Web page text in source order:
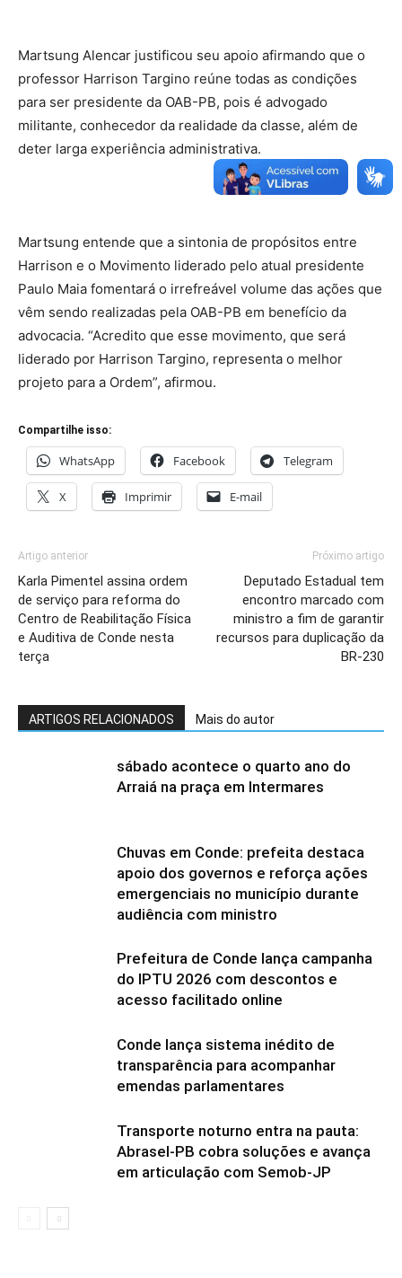
Martsung Alencar justificou seu apoio afirmando que o
professor Harrison Targino reúne todas as condições
para ser presidente da OAB-PB, pois é advogado
militante, conhecedor da realidade da classe, além de
deter larga experiência administrativa.
Martsung entende que a sintonia de propósitos entre
Harrison e o Movimento liderado pelo atual presidente
Paulo Maia fomentará o irrefreável volume das ações que
vêm sendo realizadas pela OAB-PB em benefício da
advocacia. “Acredito que esse movimento, que será
liderado por Harrison Targino, representa o melhor
projeto para a Ordem”, afirmou.
Compartilhe isso:
WhatsApp Facebook Telegram
X Imprimir E-mail
Artigo anterior
Karla Pimentel assina ordem
de serviço para reforma do
Centro de Reabilitação Física
e Auditiva de Conde nesta
terça
Próximo artigo
Deputado Estadual tem
encontro marcado com
ministro a fim de garantir
recursos para duplicação da
BR-230
ARTIGOS RELACIONADOS Mais do autor
sábado acontece o quarto ano do
Arraiá na praça em Intermares
Chuvas em Conde: prefeita destaca
apoio dos governos e reforça ações
emergenciais no município durante
audiência com ministro
Prefeitura de Conde lança campanha
do IPTU 2026 com descontos e
acesso facilitado online
Conde lança sistema inédito de
transparência para acompanhar
emendas parlamentares
Transporte noturno entra na pauta:
Abrasel-PB cobra soluções e avança
em articulação com Semob-JP